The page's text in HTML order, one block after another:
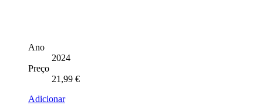
Ano
2024
Preço
21,99 €
Adicionar